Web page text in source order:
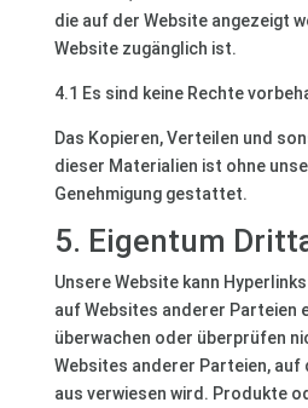
die auf der Website angezeigt
Website zugänglich ist.
4.1 Es sind keine Rechte
Das Kopieren, Verteilen und
dieser Materialien ist ohne
Genehmigung gestattet.
5. Eigentum
Unsere Website kann
auf Websites anderer Parteien
überwachen oder überprüfen
Websites anderer Parteien, auf
aus verwiesen wird. Produkte